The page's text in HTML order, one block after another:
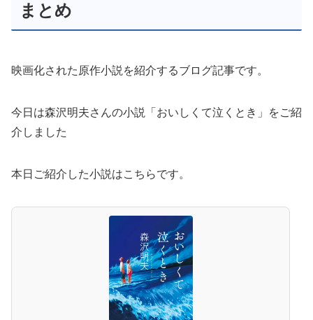
まとめ
映画化された原作小説を紹介するブログ記事です。
今日は森沢明夫さんの小説「おいしくて泣くとき」をご紹
介しました
本日ご紹介した小説はこちらです。